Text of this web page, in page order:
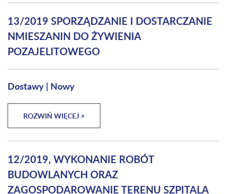
13/2019 SPORZĄDZANIE I DOSTARCZANIE
NMIESZANIN DO ŻYWIENIA
POZAJELITOWEGO
Dostawy| Nowy
ROZWIŃ WIĘCEJ >
12/2019, WYKONANIE ROBÓT
BUDOWLANYCH ORAZ
ZAGOSPODAROWANIE TERENU SZPITALA